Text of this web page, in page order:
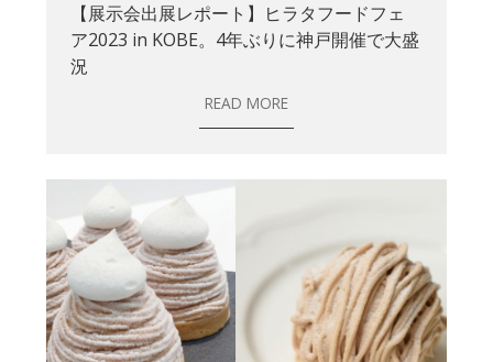
【展示会出展レポート】ヒラタフードフェ
ア2023 in KOBE。4年ぶりに神戸開催で大盛
況
READ MORE